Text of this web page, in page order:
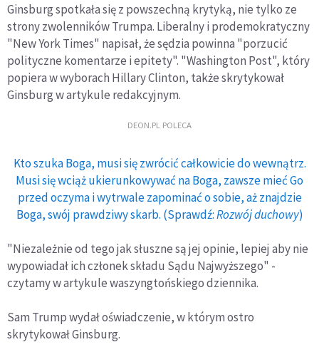
Ginsburg spotkała się z powszechną krytyką, nie tylko ze
strony zwolenników Trumpa. Liberalny i prodemokratyczny
"New York Times" napisał, że sędzia powinna "porzucić
polityczne komentarze i epitety". "Washington Post", który
popiera w wyborach Hillary Clinton, także skrytykował
Ginsburg w artykule redakcyjnym.
DEON.PL POLECA
Kto szuka Boga, musi się zwrócić całkowicie do wewnątrz.
Musi się wciąż ukierunkowywać na Boga, zawsze mieć Go
przed oczyma i wytrwale zapominać o sobie, aż znajdzie
Boga, swój prawdziwy skarb. (Sprawdź:Rozwój duchowy)
"Niezależnie od tego jak słuszne są jej opinie, lepiej aby nie
wypowiadał ich członek składu Sądu Najwyższego" -
czytamy w artykule waszyngtońskiego dziennika.
Sam Trump wydał oświadczenie, w którym ostro
skrytykował Ginsburg.